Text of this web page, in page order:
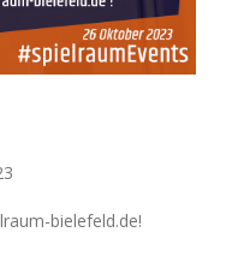
bielefeld.de!